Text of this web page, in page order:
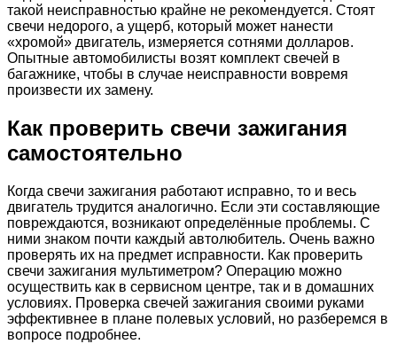
такой неисправностью крайне не рекомендуется. Стоят
свечи недорого, а ущерб, который может нанести
«хромой» двигатель, измеряется сотнями долларов.
Опытные автомобилисты возят комплект свечей в
багажнике, чтобы в случае неисправности вовремя
произвести их замену.
Как проверить свечи зажигания
самостоятельно
Когда свечи зажигания работают исправно, то и весь
двигатель трудится аналогично. Если эти составляющие
повреждаются, возникают определённые проблемы. С
ними знаком почти каждый автолюбитель. Очень важно
проверять их на предмет исправности. Как проверить
свечи зажигания мультиметром? Операцию можно
осуществить как в сервисном центре, так и в домашних
условиях. Проверка свечей зажигания своими руками
эффективнее в плане полевых условий, но разберемся в
вопросе подробнее.